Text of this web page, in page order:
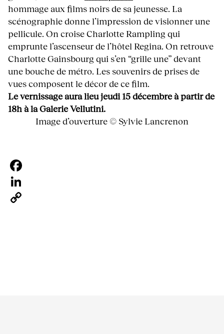
hommage aux films noirs de sa jeunesse. La
scénographie donne l’impression de visionner une
pellicule. On croise Charlotte Rampling qui
emprunte l’ascenseur de l’hôtel Regina. On retrouve
Charlotte Gainsbourg qui s’en “grille une” devant
une bouche de métro. Les souvenirs de prises de
vues composent le décor de ce film.
Le vernissage aura lieu jeudi 15 décembre à partir de
18h à la Galerie Vellutini.
Image d’ouverture © Sylvie Lancrenon
Facebook
LinkedIn